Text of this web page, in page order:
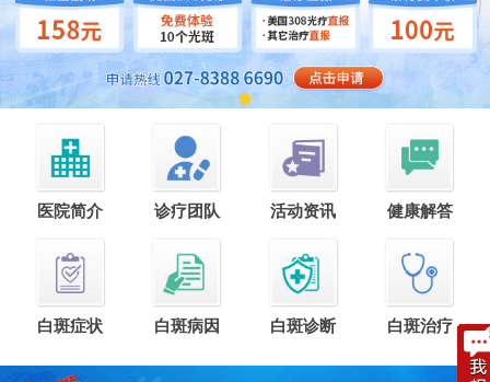
医院简介 诊疗团队 活动资讯 健康解答
白斑症状 白斑病因 白斑诊断 白斑治疗